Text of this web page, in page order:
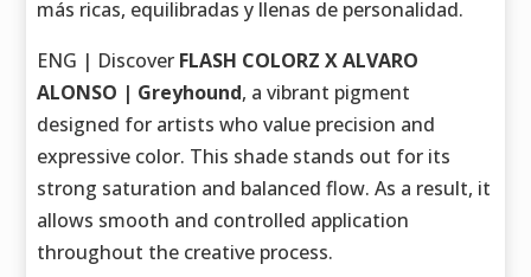
más ricas, equilibradas y llenas de personalidad.
ENG | Discover FLASH COLORZ X ALVARO
ALONSO | Greyhound, a vibrant pigment
designed for artists who value precision and
expressive color. This shade stands out for its
strong saturation and balanced flow. As a result, it
allows smooth and controlled application
throughout the creative process.